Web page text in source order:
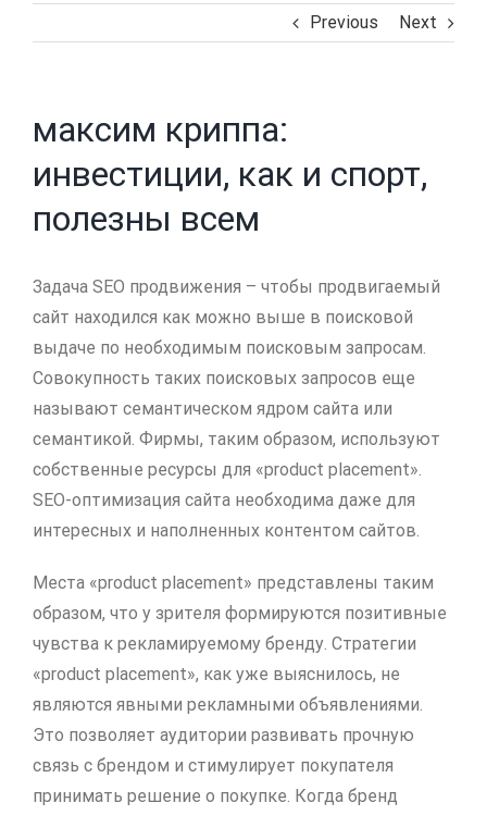
Previous Next
максим криппа:
инвестиции, как и спорт,
полезны всем
Задача SEO продвижения – чтобы продвигаемый
сайт находился как можно выше в поисковой
выдаче по необходимым поисковым запросам.
Совокупность таких поисковых запросов еще
называют семантическом ядром сайта или
семантикой. Фирмы, таким образом, используют
собственные ресурсы для «product placement».
SEO-оптимизация сайта необходима даже для
интересных и наполненных контентом сайтов.
Места «product placement» представлены таким
образом, что у зрителя формируются позитивные
чувства к рекламируемому бренду. Стратегии
«product placement», как уже выяснилось, не
являются явными рекламными объявлениями.
Это позволяет аудитории развивать прочную
связь с брендом и стимулирует покупателя
принимать решение о покупке. Когда бренд